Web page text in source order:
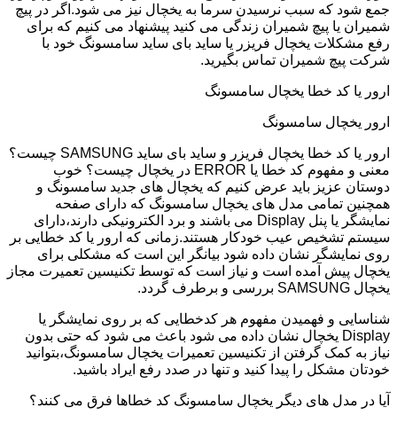
جمع شود که سبب نرسیدن سرما به یخچال نیز می شود.اگر در پیچ
شمیران یا پیچ شمیران زندگی می کنید پیشنهاد می کنیم که برای
رفع مشکلات یخچال فریزر یا ساید بای ساید سامسونگ خود با
شرکت پیچ شمیران تماس بگیرید.
ارور یا کد خطا یخچال سامسونگ
ارور یخچال سامسونگ
ارور یا کد خطا یخچال فریزر و ساید بای ساید SAMSUNG چیست؟
معنی و مفهوم کد خطا یا ERROR در یخچال چیست؟ خوب
دوستان عزیز باید عرض کنیم که یخچال های جدید سامسونگ و
همچنین تمامی مدل های یخچال سامسونگ که دارای صفحه
نمایشگر یا پنل Display می باشند و برد الکترونیکی دارند،دارای
سیستم تشخیص عیب خودکار هستند.زمانی که ارور یا کد خطایی بر
روی نمایشگر نشان داده شود بیانگر این است که مشکلی برای
یخچال پیش آمده است و نیاز است که توسط تکنیسین تعمیرت مجاز
یخچال SAMSUNG بررسی و برطرف گردد.
شناسایی و فهمیدن مفهوم هر کدخطایی که بر روی نمایشگر یا
Display یخچال نشان داده می شود باعث می شود که حتی بدون
نیاز به کمک گرفتن از تکنیسین تعمیرات یخچال سامسونگ،بتوانید
خودتان مشکل را پیدا کنید و تنها در صدد رفع ایراد باشید.
آیا در مدل های دیگر یخچال سامسونگ کد خطاها فرق می کنند؟